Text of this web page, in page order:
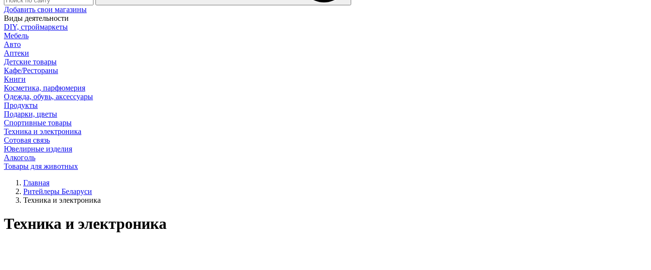
Добавить свои магазины
Виды деятельности
DIY, строймаркеты
Мебель
Авто
Аптеки
Детские товары
Кафе/Рестораны
Книги
Косметика, парфюмерия
Одежда, обувь, аксессуары
Продукты
Подарки, цветы
Спортивные товары
Техника и электроника
Сотовая связь
Ювелирные изделия
Алкоголь
Товары для животных
Главная
Ритейлеры Беларуси
Техника и электроника
Техника и электроника